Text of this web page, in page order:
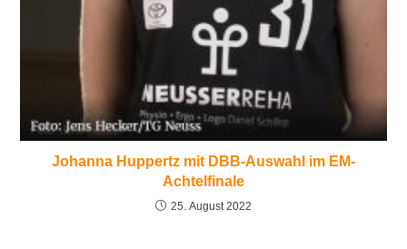
Johanna Huppertz mit DBB-Auswahl im EM-
Achtelfinale
25. August 2022